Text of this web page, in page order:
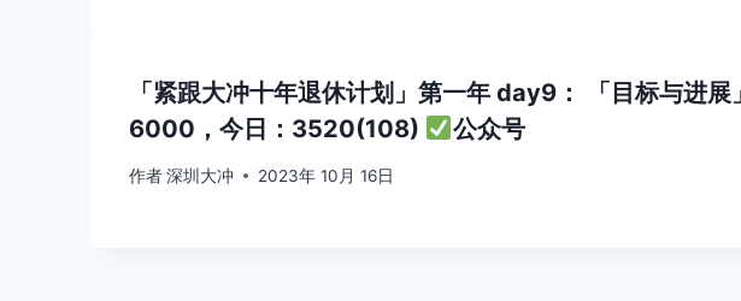
「紧跟大冲十年退休计划」第一年 day9： 「目标与进展
6000，今日：3520(108)
公众号
作者深圳大冲 2023年 10月 16日